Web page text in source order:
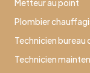
Metteur au point
Plombier
Technicien bureau
Technicien